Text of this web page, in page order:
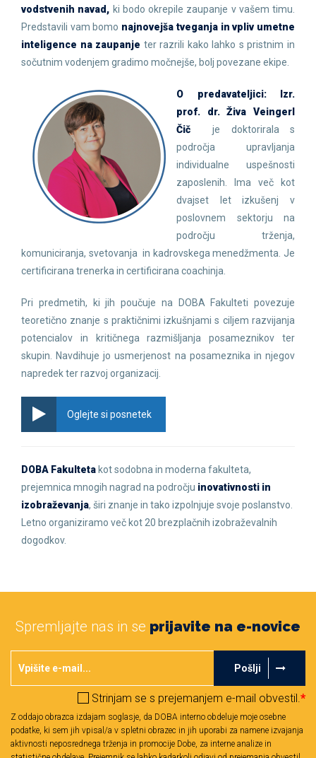
vodstvenih navad, ki bodo okrepile zaupanje v vašem timu.
Predstavili vam bomo najnovejša tveganja in vpliv umetne
inteligence na zaupanje ter razrili kako lahko s pristnim in
sočutnim vodenjem gradimo močnejše, bolj povezane ekipe.
O predavateljici:
Izr.
prof. dr. Živa Veingerl
Čič je doktorirala s
področja upravljanja
individualne uspešnosti
zaposlenih. Ima več kot
dvajset let izkušenj v
poslovnem sektorju na
področju trženja,
komuniciranja, svetovanja in kadrovskega menedžmenta. Je
certificirana trenerka in certificirana coachinja.
Pri predmetih, ki jih poučuje na DOBA Fakulteti povezuje
teoretično znanje s praktičnimi izkušnjami s ciljem razvijanja
potencialov in kritičnega razmišljanja posameznikov ter
skupin. Navdihuje jo usmerjenost na posameznika in njegov
napredek ter razvoj organizacij.
Oglejte si posnetek
DOBA Fakulteta kot sodobna in moderna fakulteta,
prejemnica mnogih nagrad na področju inovativnosti in
izobraževanja, širi znanje in tako izpolnjuje svoje poslanstvo.
Letno organiziramo več kot 20 brezplačnih izobraževalnih
dogodkov.
Spremljajte nas in se prijavite na e-novice
Pošlji
Strinjam se s prejemanjem e-mail obvestil.*
Z oddajo obrazca izdajam soglasje, da DOBA interno obdeluje moje osebne
podatke, ki sem jih vpisal/a v spletni obrazec in jih uporabi za namene izvajanja
aktivnosti neposrednega trženja in promocije Dobe, za interne analize in